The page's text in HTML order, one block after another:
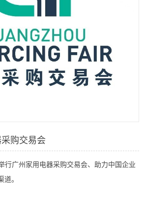
购交易会
行广州家用电器采购交易会、助力中国企业
。